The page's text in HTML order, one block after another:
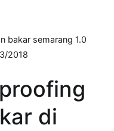
bakar semarang 1.0
2018
di